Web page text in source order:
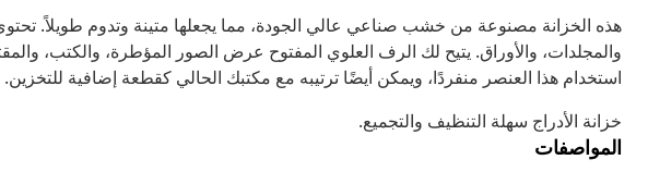
والمجلدات، والأوراق. يتيح لك الرف العلوي المفتوح عرض الصور المؤطرة، والكتب،
استخدام هذا العنصر منفردًا، ويمكن أيضًا ترتيبه مع مكتبك الحالي كقطعة إضافية للتخزين.
خزانة الأدراج سهلة التنظيف والتجميع.
المواصفات